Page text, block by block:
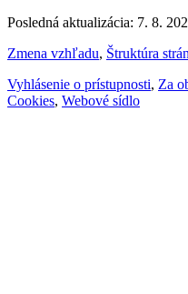
Posledná aktualizácia: 7. 8.
Zmena vzhľadu, Štruktúra
Vyhlásenie o prístupnosti, Za
Cookies, Webové sídlo